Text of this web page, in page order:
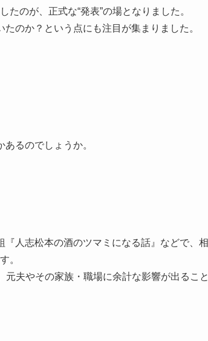
のが、正式な“発表”の場となりました。
のか？という点にも注目が集まりました。
るのでしょうか。
人志松本の酒のツマミになる話』などで、相
。
元夫やその家族・職場に余計な影響が出るこ